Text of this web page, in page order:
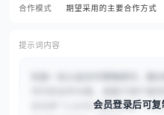
合作模式
期望采用的主要合作方式
提示词内容
目名称“{{乡村儿童阅读推广计
会员登录后可复